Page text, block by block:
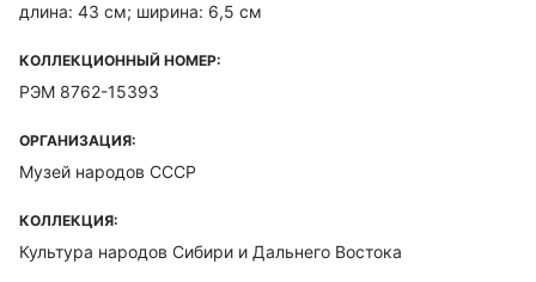
длина: 43 см; ширина: 6,5 см
КОЛЛЕКЦИОННЫЙ НОМЕР:
РЭМ 8762-15393
ОРГАНИЗАЦИЯ:
Музей народов СССР
КОЛЛЕКЦИЯ:
Культура народов Сибири и Дальнего Востока